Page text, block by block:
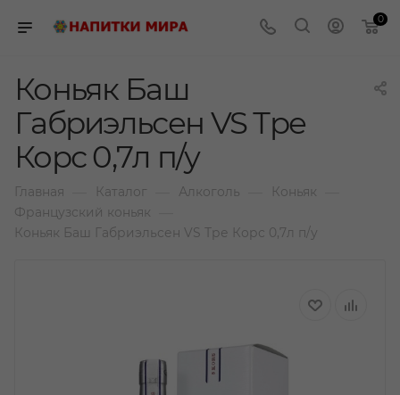
0
Коньяк Баш
Габриэльсен VS Тре
Корс 0,7л п/у
Главная Каталог Алкоголь Коньяк
Французский коньяк
Коньяк Баш Габриэльсен VS Тре Корс 0,7л п/у